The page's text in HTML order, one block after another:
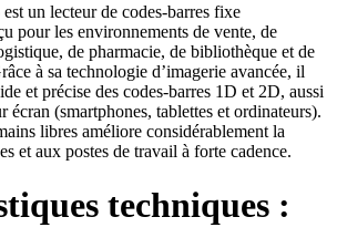
est un lecteur de codes-barres fixe
pour les environnements de vente, de
de pharmacie, de bibliothèque et de
à sa technologie d’imagerie avancée, il
et précise des codes-barres 1D et 2D, aussi
écran (smartphones, tablettes et ordinateurs).
libres améliore considérablement la
et aux postes de travail à forte cadence.
techniques :